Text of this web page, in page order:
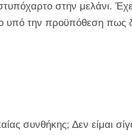
στην μελάνι.
την προϋπόθεση πως
συνθήκης; Δεν είμαι